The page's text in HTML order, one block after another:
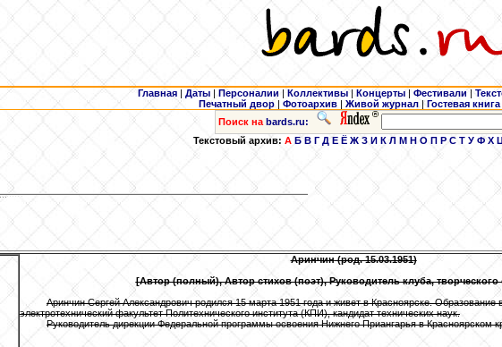
Главная | Даты | Персоналии | Коллективы | Концерты | Фестивали |
Печатный двор | Фотоархив | Живой журнал | Гостевая книга
Поиск на bards.ru:
Текстовый архив: А Б В Г Д Е Ё Ж З И К Л М Н О П Р С Т У Ф Х
Аринчин(род. 15.03.1951)
[Автор (полный), Автор стихов (поэт), Руководитель клуба,
Аринчин Сергей Александрович родился 15 марта 1951 года и живет в Красноярске. Образование
электротехнический факультет Политехнического института (КПИ), кандидат технических наук.
Руководитель дирекции Федеральной программы освоения Нижнего Приангарья в Красноярском